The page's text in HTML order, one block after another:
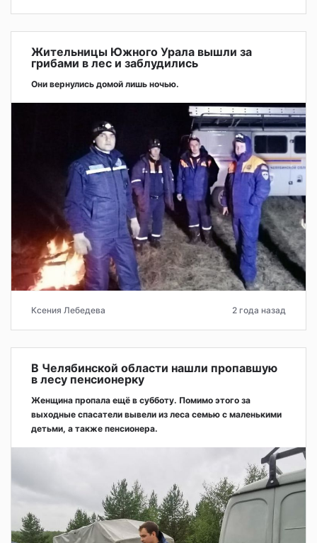
Жительницы Южного Урала вышли за
грибами в лес и заблудились
Они вернулись домой лишь ночью.
Ксения Лебедева 2 года назад
В Челябинской области нашли пропавшую
в лесу пенсионерку
Женщина пропала ещё в субботу. Помимо этого за
выходные спасатели вывели из леса семью с маленькими
детьми, а также пенсионера.